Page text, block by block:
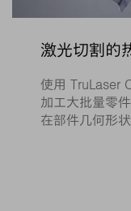
激光切割的
使用 TruLaser
加工大批量零
在部件几何形